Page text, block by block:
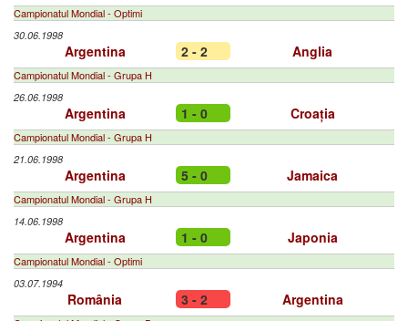
Campionatul Mondial - Optimi
30.06.1998
Argentina 2 - 2 Anglia
Campionatul Mondial - Grupa H
26.06.1998
Argentina 1 - 0 Croația
Campionatul Mondial - Grupa H
21.06.1998
Argentina 5 - 0 Jamaica
Campionatul Mondial - Grupa H
14.06.1998
Argentina 1 - 0 Japonia
Campionatul Mondial - Optimi
03.07.1994
România 3 - 2 Argentina